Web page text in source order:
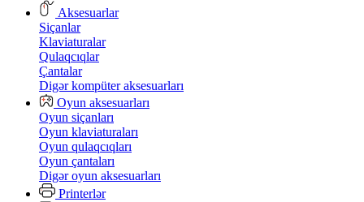
Aksesuarlar
Siçanlar
Klaviaturalar
Qulaqcıqlar
Çantalar
Digər kompüter aksesuarları
Oyun aksesuarları
Oyun siçanları
Oyun klaviaturaları
Oyun qulaqcıqları
Oyun çantaları
Digər oyun aksesuarları
Printerlər